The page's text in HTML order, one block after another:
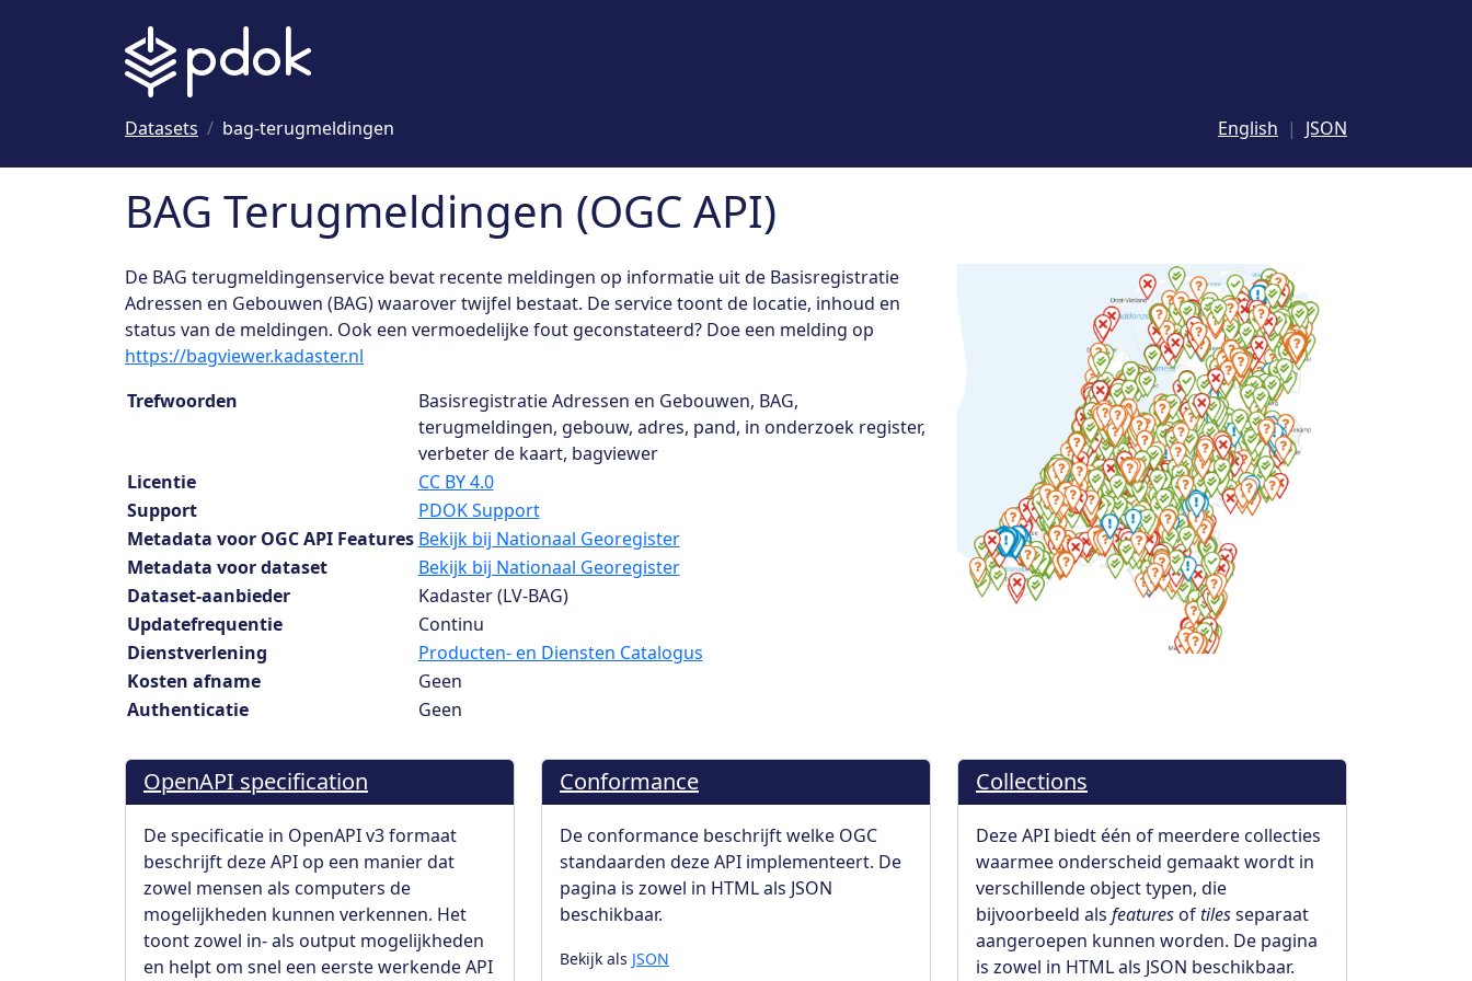
Datasets bag-terugmeldingen English JSON
BAG Terugmeldingen (OGC API)
De BAG terugmeldingenservice bevat recente meldingen op informatie uit de Basisregistratie
Adressen en Gebouwen (BAG) waarover twijfel bestaat. De service toont de locatie, inhoud en
status van de meldingen. Ook een vermoedelijke fout geconstateerd? Doe een melding op
https://bagviewer.kadaster.nl
Dataset details
Trefwoorden
Basisregistratie Adressen en Gebouwen, BAG,
terugmeldingen, gebouw, adres, pand, in onderzoek register,
verbeter de kaart, bagviewer
Licentie
CC BY 4.0
Support
PDOK Support
Metadata voor OGC API Features Bekijk bij Nationaal Georegister
Metadata voor dataset
Bekijk bij Nationaal Georegister
Dataset-aanbieder
Kadaster (LV-BAG)
Updatefrequentie
Continu
Dienstverlening
Producten- en Diensten Catalogus
Kosten afname
Geen
Authenticatie
Geen
OpenAPI specification
De specificatie in OpenAPI v3 formaat
beschrijft deze API op een manier dat
zowel mensen als computers de
mogelijkheden kunnen verkennen. Het
toont zowel in- als output mogelijkheden
en helpt om snel een eerste werkende API
Conformance
De conformance beschrijft welke OGC
standaarden deze API implementeert. De
pagina is zowel in HTML als JSON
beschikbaar.
Bekijk als JSON
Collections
Deze API biedt één of meerdere collecties
waarmee onderscheid gemaakt wordt in
verschillende object typen, die
bijvoorbeeld als featuresoftilesseparaat
aangeroepen kunnen worden. De pagina
is zowel in HTML als JSON beschikbaar.